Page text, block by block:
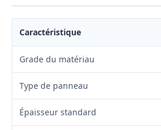
Caractéristique
Grade du matériau
Type de panneau
Épaisseur standard